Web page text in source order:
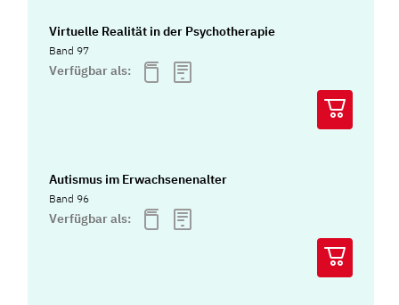
Virtuelle Realität in der Psychotherapie
Band 97
Verfügbar als:
Autismus im Erwachsenenalter
Band 96
Verfügbar als: